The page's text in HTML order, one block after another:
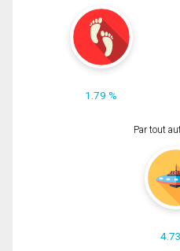
1.79 %
Par tout